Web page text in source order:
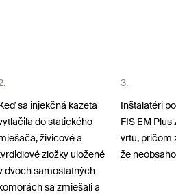
sa injekčná kazeta
do statického
živicové a
zložky uložené
dvoch samostatných
sa zmiešali a
3.
Inštalatéri
FIS EM Plus
vrtu, pričom
že